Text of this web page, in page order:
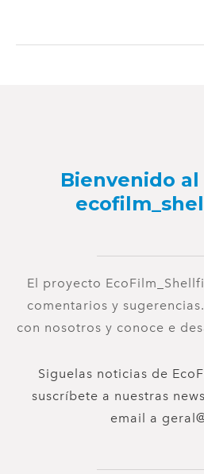
Bienvenido
El proyecto
comentarios y
con nosotros y conoce e
Siguelas noticias de
suscríbete a nuestras
email a